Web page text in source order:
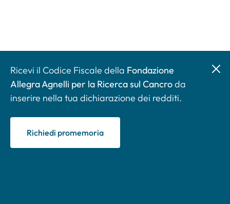
Ricevi il Codice Fiscale della Fondazione
Allegra Agnelli per la Ricerca sul Cancroda
inserire nella tua dichiarazione dei redditi.
Richiedi promemoria